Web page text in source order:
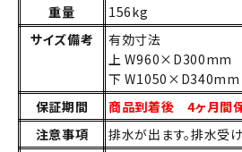
重量
156kg
サイズ備考
有効寸法
上 W960×D300mm
下 W1050×D340mm
保証期間
商品到着後 4ヶ月間
注意事項
排水が出ます。排水受